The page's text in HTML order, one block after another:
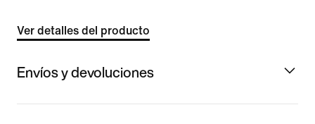
Ver detalles del producto
Envíos y devoluciones